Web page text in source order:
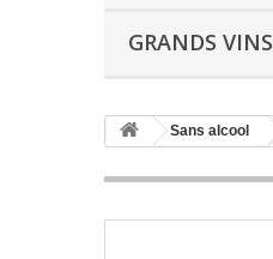
GRANDS VINS
Sans alcool